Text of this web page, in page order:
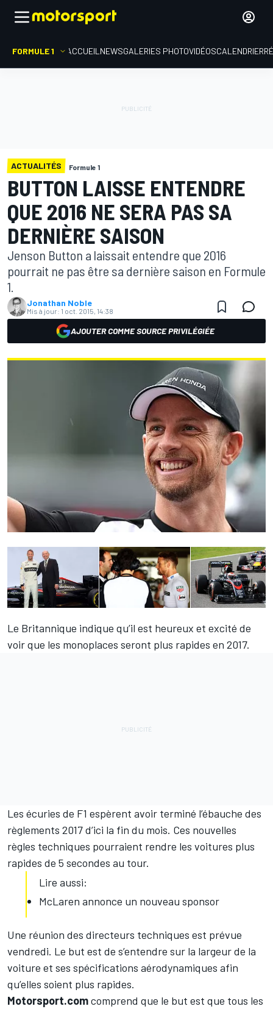
FORMULE 1 ACCUEIL NEWSGALERIES PHOTOVIDÉOSCALENDRIER
ACTUALITÉS Formule 1
BUTTON LAISSE ENTENDRE
QUE 2016 NE SERA PAS SA
DERNIÈRE SAISON
Jenson Button a laissait entendre que 2016
pourrait ne pas être sa dernière saison en Formule
1.
Jonathan Noble
Mis à jour: 1 oct. 2015, 14:38
AJOUTER COMME SOURCE PRIVILÉGIÉE
Le Britannique indique qu’il est heureux et excité de
voir que les monoplaces seront plus rapides en 2017.
Les écuries de F1 espèrent avoir terminé l’ébauche des
règlements 2017 d’ici la fin du mois. Ces nouvelles
règles techniques pourraient rendre les voitures plus
rapides de 5 secondes au tour.
Lire aussi:
McLaren annonce un nouveau sponsor
Une réunion des directeurs techniques est prévue
vendredi. Le but est de s’entendre sur la largeur de la
voiture et ses spécifications aérodynamiques afin
qu’elles soient plus rapides.
Motorsport.comcomprend que le but est que tous les